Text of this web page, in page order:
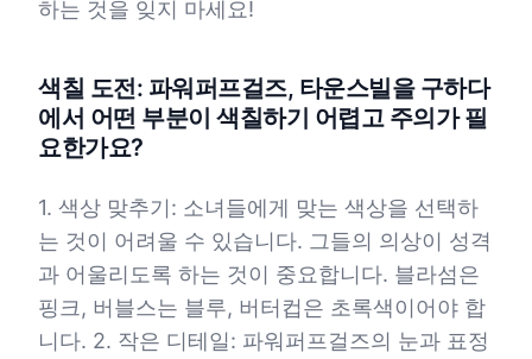
하는 것을 잊지 마세요!
색칠 도전: 파워퍼프걸즈, 타운스빌을 구하다
에서 어떤 부분이 색칠하기 어렵고 주의가 필
요한가요?
1. 색상 맞추기: 소녀들에게 맞는 색상을 선택하
는 것이 어려울 수 있습니다. 그들의 의상이 성격
과 어울리도록 하는 것이 중요합니다. 블라섬은
핑크, 버블스는 블루, 버터컵은 초록색이어야 합
니다. 2. 작은 디테일: 파워퍼프걸즈의 눈과 표정